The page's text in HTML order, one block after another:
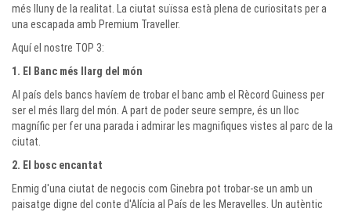
més lluny de la realitat. La ciutat suïssa està plena de curiositats per a
una escapada amb Premium Traveller.
Aquí el nostre TOP 3:
1. El Banc més llarg del món
Al país dels bancs havíem de trobar el banc amb el Rècord Guiness per
ser el més llarg del món. A part de poder seure sempre, és un lloc
magnífic per fer una parada i admirar les magnifiques vistes al parc de la
ciutat.
2. El bosc encantat
Enmig d'una ciutat de negocis com Ginebra pot trobar-se un amb un
paisatge digne del conte d'Alícia al País de les Meravelles. Un autèntic